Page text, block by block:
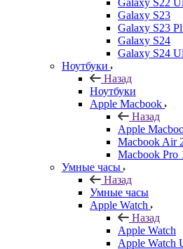
Galaxy S22
Galaxy S23
Galaxy S23
Galaxy S24
Galaxy S24
Ноутбуки
Назад
Ноутбуки
Apple Macbook
Назад
Apple
Macbook Air
Macbook Pro
Умные часы
Назад
Умные часы
Apple Watch
Назад
Apple Watch
Apple Watch